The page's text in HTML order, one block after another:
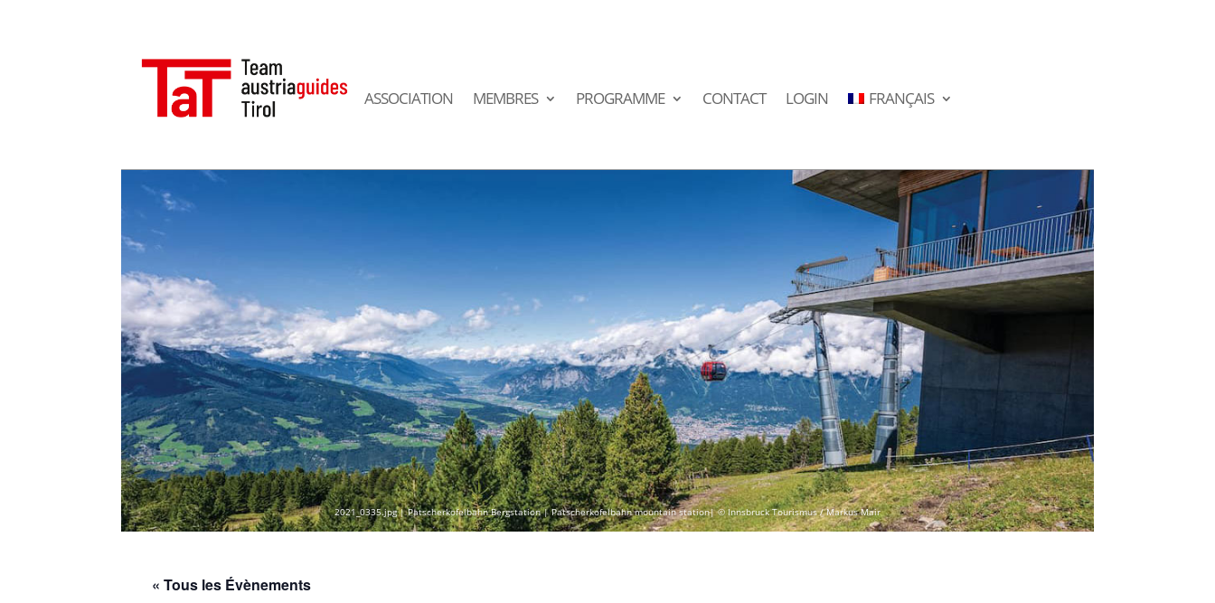
ASSOCIATION MEMBRES PROGRAMME CONTACT LOGIN FRANÇAIS
2021_0335.jpg | Patscherkofelbahn Bergstation | Patscherkofelbahn mountain station| © Innsbruck Tourismus / Markus Mair
« Tous les Évènements